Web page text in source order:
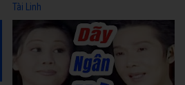
Tài Linh